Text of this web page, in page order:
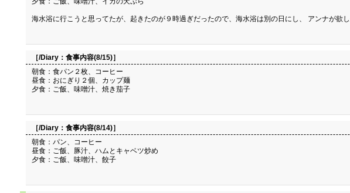
海水浴に行こうと思ってたが、起きたのが９時過ぎだったので、海水浴は別の日にし、 アンナが欲
［/Diary： 食事内容(8/15)］
朝食：食パン２枚、コーヒー
昼食：おにぎり２個、カップ麺
夕食：ご飯、味噌汁、焼き茄子
［/Diary： 食事内容(8/14)］
朝食：パン、コーヒー
昼食：ご飯、豚汁、ハムとキャベツ炒め
夕食：ご飯、味噌汁、餃子